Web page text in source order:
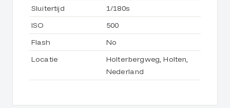
Sluitertijd
1/180s
ISO
500
Flash
No
Locatie
Holterbergweg, Holten,
Nederland